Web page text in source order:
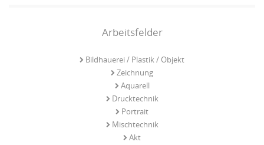
Arbeitsfelder
Bildhauerei / Plastik / Objekt
Zeichnung
Aquarell
Drucktechnik
Portrait
Mischtechnik
Akt